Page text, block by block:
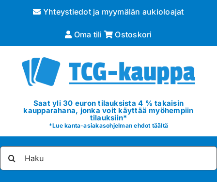
Yhteystiedot ja myymälän aukioloajat
Oma tili Ostoskori
Saat yli 30 euron tilauksista 4 % takaisin
kaupparahana, jonka voit käyttää myöhempiin
tilauksiin*
*Lue kanta-asiakasohjelman ehdot täältä